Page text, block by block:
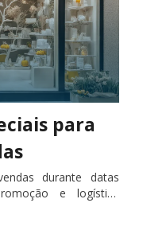
para
durante datas
e logística